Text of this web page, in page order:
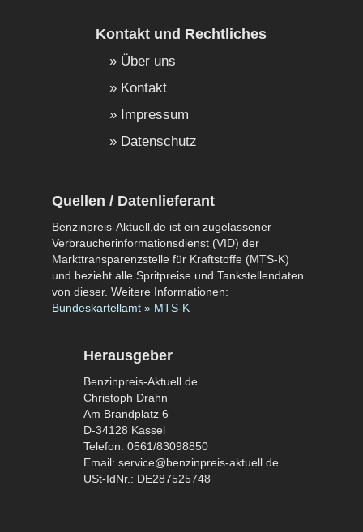
Kontakt und Rechtliches
Über uns
Kontakt
Impressum
Datenschutz
Quellen / Datenlieferant
Benzinpreis-Aktuell.de ist ein zugelassener
Verbraucherinformationsdienst (VID) der
Markttransparenzstelle für Kraftstoffe (MTS-K)
und bezieht alle Spritpreise und Tankstellendaten
von dieser. Weitere Informationen:
Bundeskartellamt » MTS-K
Herausgeber
Benzinpreis-Aktuell.de
Christoph Drahn
Am Brandplatz 6
D-34128 Kassel
Telefon: 0561/83098850
Email: service@benzinpreis-aktuell.de
USt-IdNr.: DE287525748